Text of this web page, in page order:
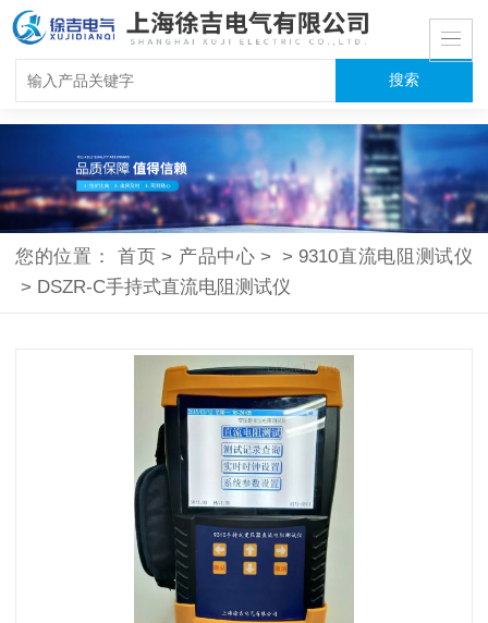
您的位置： 首页 > 产品中心 > > 9310直流电阻测试仪
> DSZR-C手持式直流电阻测试仪